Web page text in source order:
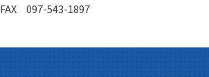
FAX 097-543-1897